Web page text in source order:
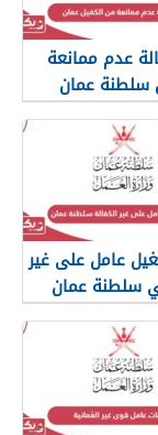
عدم ممانعة
سلطنة عمان
عامل على غير
سلطنة عمان